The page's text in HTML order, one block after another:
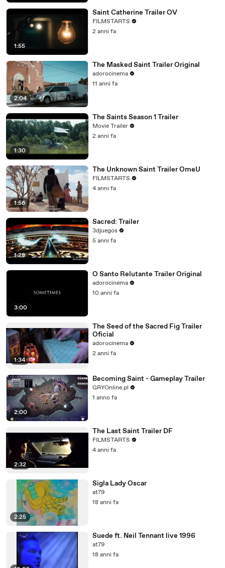
1:55
Saint Catherine Trailer OV
FILMSTARTS
2 anni fa
2:04
The Masked Saint Trailer Original
adorocinema
11 anni fa
1:30
The Saints Season 1 Trailer
Movie Trailer
2 anni fa
1:56
The Unknown Saint Trailer OmeU
FILMSTARTS
4 anni fa
1:28
Sacred: Trailer
3djuegos
5 anni fa
3:00
O Santo Relutante Trailer Original
adorocinema
10 anni fa
1:34
The Seed of the Sacred Fig Trailer
Oficial
adorocinema
2 anni fa
2:00
Becoming Saint - Gameplay Trailer
GRYOnline.pl
1 anno fa
2:32
The Last Saint Trailer DF
FILMSTARTS
4 anni fa
2:25
Sigla Lady Oscar
at79
18 anni fa
Suede ft. Neil Tennant live 1996
at79
18 anni fa